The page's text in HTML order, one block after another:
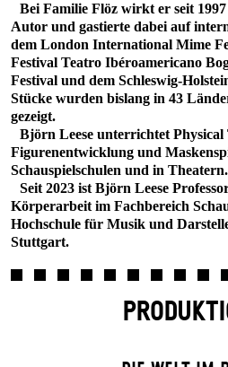
Bei Familie Flöz wirkt er seit
Autor und gastierte dabei auf
dem London International Mime
Festival Teatro Ibéroamericano
Festival und dem Schleswig-
Stücke wurden bislang in 43
gezeigt.
Björn Leese unterrichtet Physical
Figurenentwicklung und
Schauspielschulen und in Theatern.
Seit 2023 ist Björn Leese
Körperarbeit im Fachbereich
Hochschule für Musik und
Stuttgart.